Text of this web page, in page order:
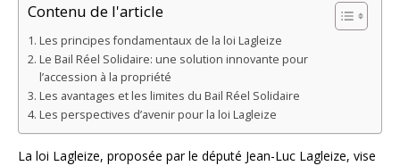
Contenu de l'article
Les principes fondamentaux de la loi Lagleize
Le Bail Réel Solidaire: une solution innovante pour
l’accession à la propriété
Les avantages et les limites du Bail Réel Solidaire
Les perspectives d’avenir pour la loi Lagleize
La loi Lagleize, proposée par le député Jean-Luc Lagleize, vise